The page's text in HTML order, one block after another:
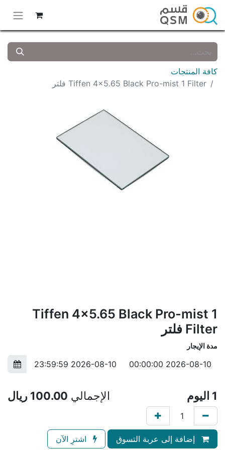
كافة المنتجات
Tiffen 4x5.65 Black Pro-mist 1 Filter فلتر
Tiffen 4x5.65 Black Pro-mist 1
Filter فلتر
مدة الإيجار
1 اليوم الإجمالي 100.00 ريال
إضافة إلى عربة التسوق اشترِ الآن